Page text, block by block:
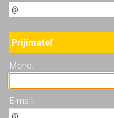
Prijímateľ
Meno:
E-mail: